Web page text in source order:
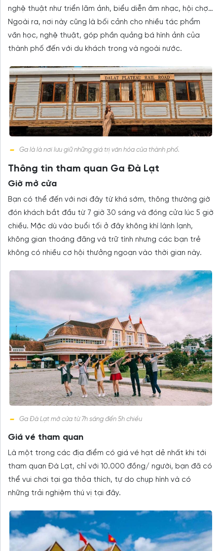
nghệ thuật như triển lãm ảnh, biểu diễn âm nhạc, hội chợ…
Ngoài ra, nơi này cũng là bối cảnh cho nhiều tác phẩm
văn học, nghệ thuật, góp phần quảng bá hình ảnh của
thành phố đến với du khách trong và ngoài nước.
Ga là là nơi lưu giữ những giá trị văn hóa của thành phố.
Thông tin tham quan Ga Đà Lạt
Giờ mở cửa
Bạn có thể đến với nơi đây từ khá sớm, thông thường giờ
đón khách bắt đầu từ 7 giờ 30 sáng và đóng cửa lúc 5 giờ
chiều. Mặc dù vào buổi tối ở đây không khí lành lạnh,
không gian thoáng đãng và trữ tình nhưng các bạn trẻ
không có nhiều cơ hội thưởng ngoạn vào thời gian này.
Ga Đà Lạt mở cửa từ 7h sáng đến 5h chiều
Giá vé tham quan
Là một trong các địa điểm có giá vé hạt dẻ nhất khi tới
tham quan Đà Lạt, chỉ với 10.000 đồng/ người, bạn đã có
thể vui chơi tại ga thỏa thích, tự do chụp hình và có
những trải nghiệm thú vị tại đây.